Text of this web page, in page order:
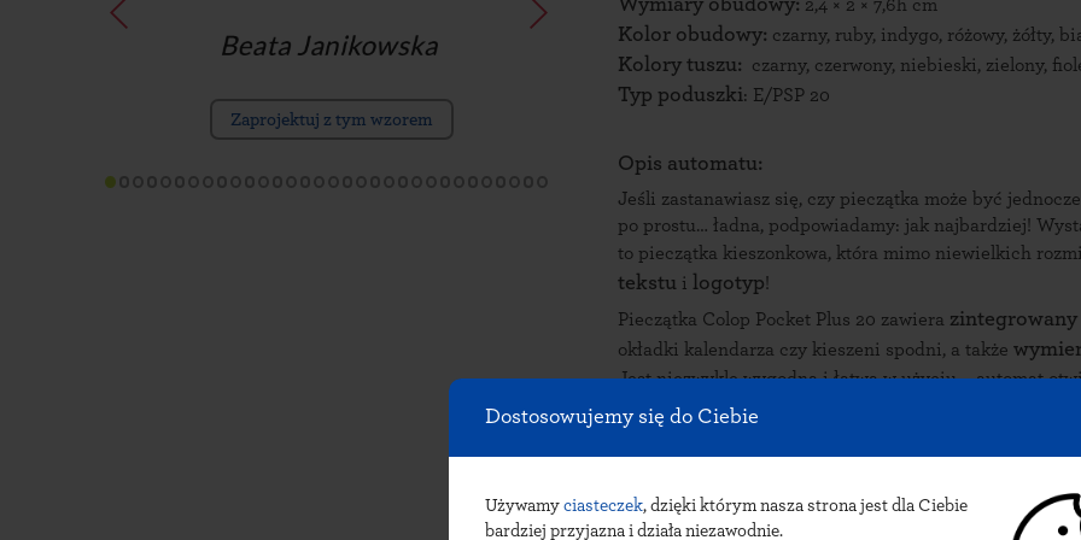
Dostosowujemy się do Ciebie
Używamy ciasteczek, dzięki którym nasza strona jest dla Ciebie
bardziej przyjazna i działa niezawodnie.
Zaprojektuj z tym wzorem
Wymiary obudowy: 2,4 × 2 × 7,6h cm
Kolor obudowy: czarny, ruby, indygo, różowy, żółty,
Kolory tuszu: czarny, czerwony, niebieski, zielony,
Typ poduszki: E/PSP 20
Opis automatu:
Jeśli zastanawiasz się, czy pieczątka może być
po prostu… ładna, podpowiadamy: jak najbardziej!
to pieczątka kieszonkowa, która mimo niewielkich
tekstu i logotyp!
Pieczątka Colop Pocket Plus 20 zawiera zintegrowany
okładki kalendarza czy kieszeni spodni, a także
Jest niezwykle wygodna i łatwa w użyciu – automat
Dzięki niewielkim rozmiarom zmieści się do każdej